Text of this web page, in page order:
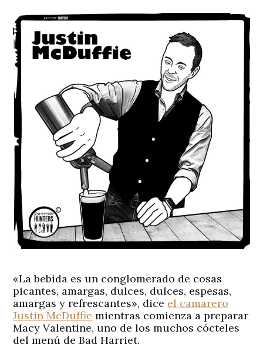
«La bebida es un conglomerado de cosas
picantes, amargas, dulces, dulces, espesas,
amargas y refrescantes», dice el camarero
Justin McDuffie mientras comienza a preparar
Macy Valentine, uno de los muchos cócteles
del menú de Bad Harriet.